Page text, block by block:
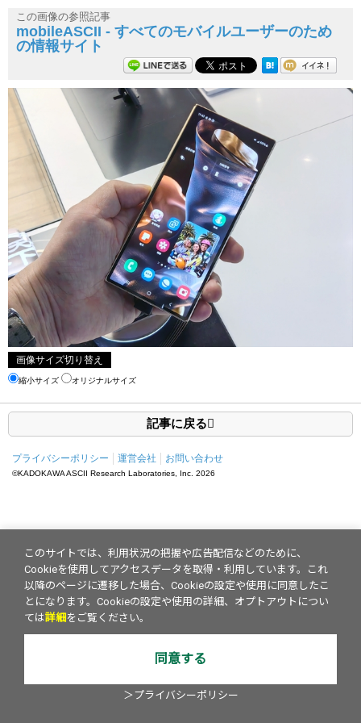
この画像の参照記事
mobileASCII - すべてのモバイルユーザーのため
の情報サイト
画像サイズ切り替え
縮小サイズ オリジナルサイズ
記事に戻る
プライバシーポリシー 運営会社 お問い合わせ
©KADOKAWA ASCII Research Laboratories, Inc. 2026
このサイトでは、利用状況の把握や広告配信などのために、
Cookieを使用してアクセスデータを取得・利用しています。これ
以降のページに遷移した場合、Cookieの設定や使用に同意したこ
とになります。Cookieの設定や使用の詳細、オプトアウトについ
ては詳細 をご覧ください。
同意する
＞プライバシーポリシー